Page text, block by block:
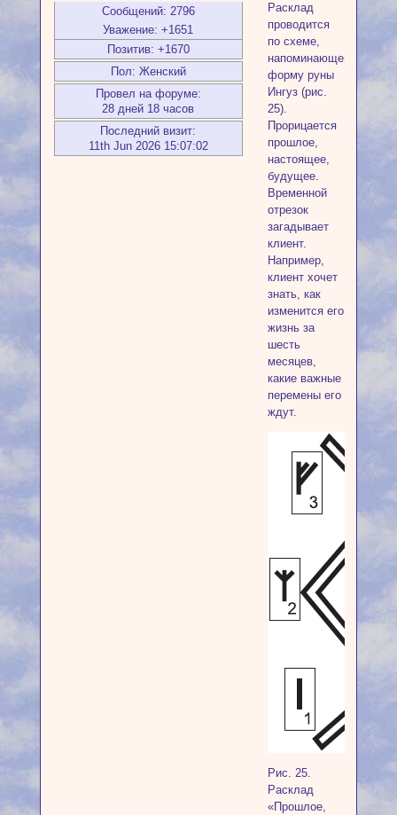
Сообщений: 2796
Уважение: +1651
Позитив: +1670
Пол: Женский
Провел на форуме:
28 дней 18 часов
Последний визит:
11th Jun 2026 15:07:02
Расклад
проводится
по схеме,
напоминающей
форму руны
Ингуз (рис.
25).
Прорицается
прошлое,
настоящее,
будущее.
Временной
отрезок
загадывает
клиент.
Например,
клиент хочет
знать, как
изменится его
жизнь за
шесть
месяцев,
какие важные
перемены его
ждут.
Рис. 25.
Расклад
«Прошлое,